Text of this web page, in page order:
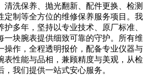
清洗保养、抛光翻新、配件更换、检测
定制等全方位的维修保养服务项目。我
多年，坚持以专业技术、原厂标准、
一块腕表提供细致可靠的守护。所有维
操作，全程透明报价，配备专业仪器与
表性能与品相，兼顾精度与美观，从检
我们提供一站式安心服务。